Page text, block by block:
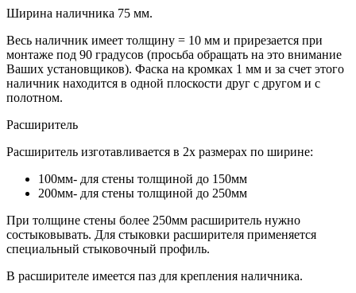
Ширина наличника 75 мм.
Весь наличник имеет толщину = 10 мм и прирезается при
монтаже под 90 градусов (просьба обращать на это внимание
Ваших установщиков). Фаска на кромках 1 мм и за счет этого
наличник находится в одной плоскости друг с другом и с
полотном.
Расширитель
Расширитель изготавливается в 2х размерах по ширине:
100мм- для стены толщиной до 150мм
200мм- для стены толщиной до 250мм
При толщине стены более 250мм расширитель нужно
состыковывать. Для стыковки расширителя применяется
специальный стыковочный профиль.
В расширителе имеется паз для крепления наличника.